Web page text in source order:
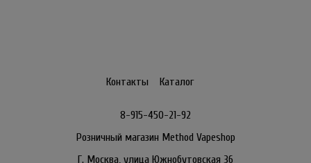
Контакты Каталог
8-915-450-21-92
Розничный магазин Method Vapeshop
Г. Москва, улица Южнобутовская 36